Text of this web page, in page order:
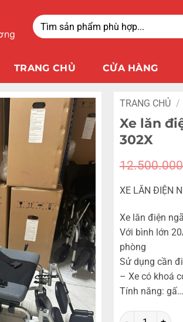
TRANG CHỦ CỬA HÀNG
TRANG CHỦ /
Xe lăn
302X
XE LĂN ĐIỆN
Xe lăn điện
Với bình lớn
phòng
Sử dụng cần
– Xe có khoá
Tính năng: gấ…